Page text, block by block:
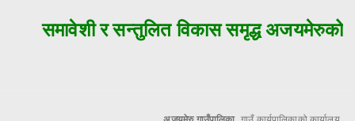
समावेशी र सन्तुलित विकास समृद्ध अजयमेरुको